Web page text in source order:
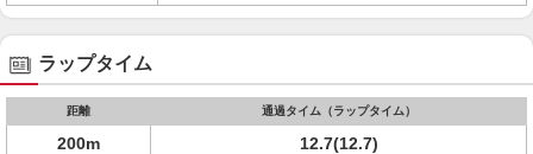
ラップタイム
距離 通過タイム（ラップタイム）
200m
12.7(12.7)